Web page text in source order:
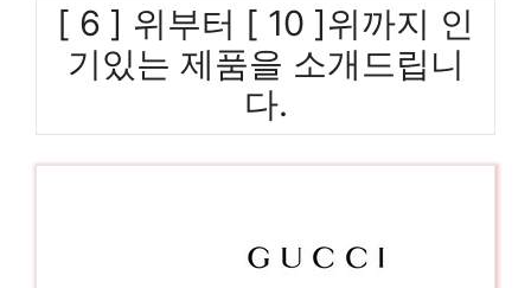
[ 6 ] 위부터 [ 10 ]위까지 인
기있는 제품을 소개드립니
다.